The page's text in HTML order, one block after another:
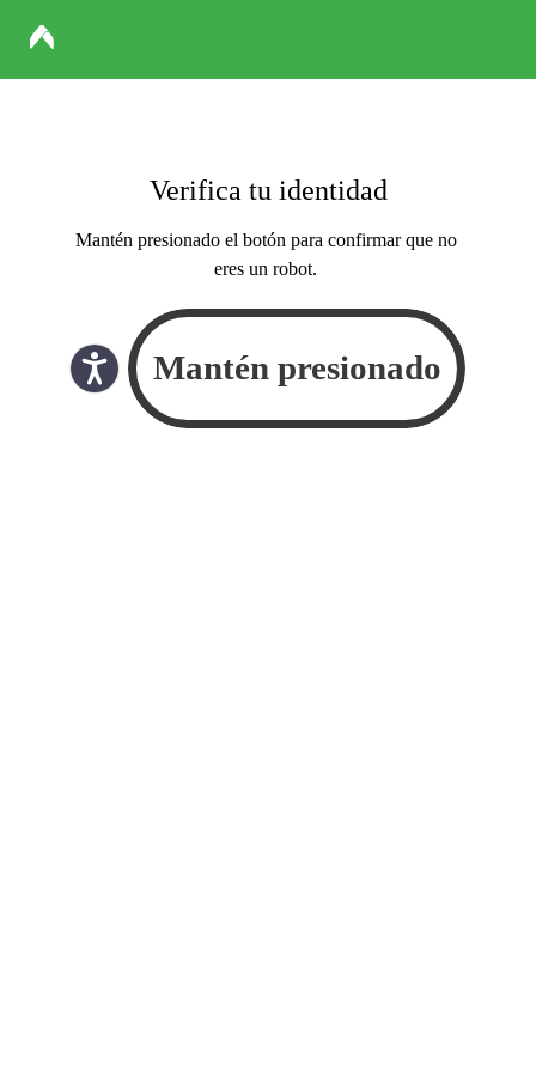
Verifica tu identidad
Mantén presionado el botón para confirmar que no
eres un robot.